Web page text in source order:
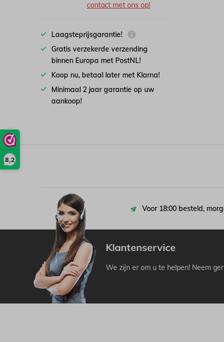
8,2
contact met ons op!
Laagsteprijsgarantie!
Gratis verzekerde verzending
binnen Europa met PostNL!
Koop nu, betaal later met Klarna!
Minimaal 2 jaar garantie op uw
aankoop!
Voor 18:00 besteld,
Klantenservice
We zijn er om u te helpen! Neem